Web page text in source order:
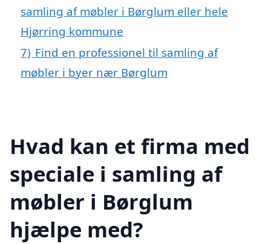
samling af møbler i Børglum eller hele
Hjørring kommune
7) Find en professionel til samling af
møbler i byer nær Børglum
Hvad kan et firma med
speciale i samling af
møbler i Børglum
hjælpe med?